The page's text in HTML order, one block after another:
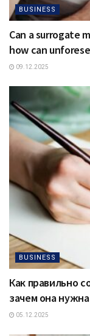
BUSINESS
Can a surrogate
how can
09.12.2025
BUSINESS
Как правильно
зачем она нужна
05.12.2025